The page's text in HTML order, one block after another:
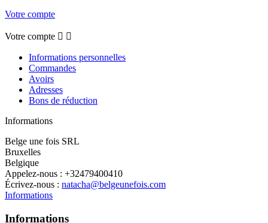
Votre compte
Votre compte  
Informations personnelles
Commandes
Avoirs
Adresses
Bons de réduction
Informations
Belge une fois SRL
Bruxelles
Belgique
Appelez-nous : +32479400410
Écrivez-nous : natacha@belgeunefois.com
Informations
Informations